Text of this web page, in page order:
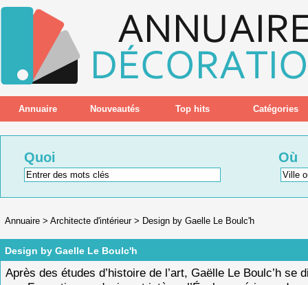
Annuaire Nouveautés Top hits Catégories
Quoi Où
Annuaire > Architecte d'intérieur> Design by Gaelle Le Boulc'h
Design by Gaelle Le Boulc'h
Après des études d’histoire de l’art, Gaëlle Le Boulc’h se